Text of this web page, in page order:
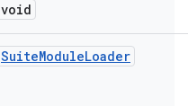
void
SuiteModuleLoader